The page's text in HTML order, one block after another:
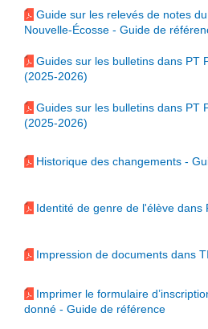
Guide sur les relevés de notes
Nouvelle-Écosse - Guide de
Guides sur les bulletins dans PT
(2025-2026)
Guides sur les bulletins dans PT
(2025-2026)
Historique des changements -
Identité de genre de l'élève dans
Impression de documents dans
Imprimer le formulaire
donné - Guide de référence